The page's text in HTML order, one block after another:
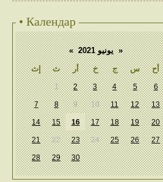
• Календар
« يونيو 2021 »
إث
ث أر خ ج س أح
1 2 3 4 5 6
7 8 9 10 11 12 13
14 15 16 17 18 19 20
21 22 23 24 25 26 27
28 29 30